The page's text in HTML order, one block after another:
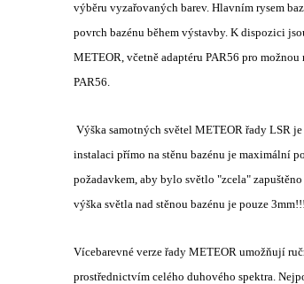
výběru vyzařovaných barev. Hlavním rysem
povrch bazénu během výstavby. K dispozici
METEOR, včetně adaptéru PAR56 pro
PAR56.
Výška samotných světel METEOR řady LSR
instalaci přímo na stěnu bazénu je maximální
požadavkem, aby bylo světlo "zcela"
výška světla nad stěnou bazénu je pouze 3mm!!!
Vícebarevné verze řady METEOR umožňují
prostřednictvím celého duhového spektra.